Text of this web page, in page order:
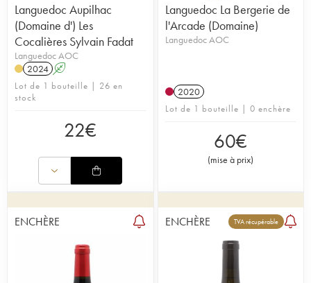
Languedoc Aupilhac
(Domaine d') Les
Cocalières Sylvain Fadat
Languedoc AOC
2024 A
Lot de 1 bouteille | 26 en
stock
22€
Languedoc La Bergerie de
l'Arcade (Domaine)
Languedoc AOC
2020
Lot de 1 bouteille | 0 enchère
60€
(mise à prix)
ENCHÈRE ENCHÈRE TVA récupérable